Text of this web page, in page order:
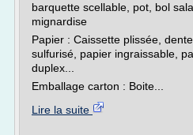
barquette scellable, pot, bol
mignardise
Papier : Caissette plissée,
sulfurisé, papier ingraissable,
duplex...
Emballage carton : Boite...
Lire la suite